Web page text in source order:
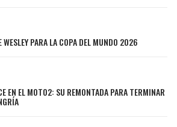
WESLEY PARA LA COPA DEL MUNDO 2026
EN EL MOTO2: SU REMONTADA PARA TERMINAR